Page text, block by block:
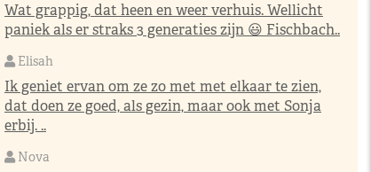
Wat grappig, dat heen en weer verhuis. Wellicht
paniek als er straks 3 generaties zijn 😃 Fischbach..
Elisah
Ik geniet ervan om ze zo met met elkaar te zien,
dat doen ze goed, als gezin, maar ook met Sonja
erbij. ..
Nova